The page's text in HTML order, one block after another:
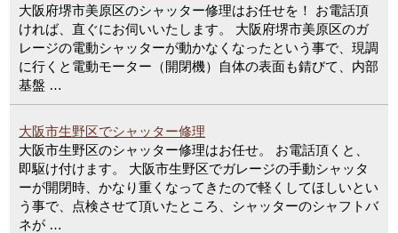
大阪府堺市美原区のシャッター修理はお任せを！ お電話頂
ければ、直ぐにお伺いいたします。 大阪府堺市美原区のガ
レージの電動シャッターが動かなくなったという事で、現調
に行くと電動モーター（開閉機）自体の表面も錆びて、内部
基盤 …
大阪市生野区でシャッター修理
大阪市生野区のシャッター修理はお任せ。 お電話頂くと、
即駆け付けます。 大阪市生野区でガレージの手動シャッタ
ーが開閉時、かなり重くなってきたので軽くしてほしいとい
う事で、点検させて頂いたところ、シャッターのシャフトバ
ネが …